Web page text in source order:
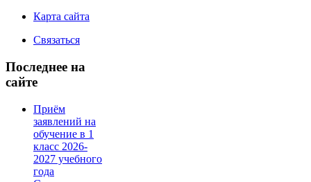
Карта сайта
Связаться
Последнее на
сайте
Приём
заявлений на
обучение в 1
класс 2026-
2027 учебного
года